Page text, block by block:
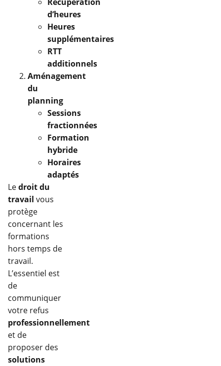
Récupération
d’heures
Heures
supplémentaires
RTT
additionnels
Aménagement
du
planning
Sessions
fractionnées
Formation
hybride
Horaires
adaptés
Ledroit du
travail vous
protège
concernant les
formations
hors temps de
travail.
L’essentiel est
de
communiquer
votre refus
professionnellement
et de
proposer des
solutions